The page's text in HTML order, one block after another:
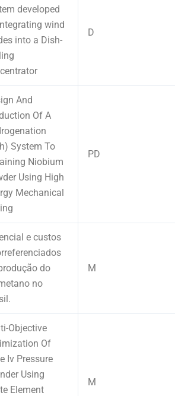
developed
wind
into a Dish-
D
And
Of A
System To
Niobium
Using High
Mechanical
PD
e custos
do
no
M
Objective
Of
Iv Pressure
Using
Element
M